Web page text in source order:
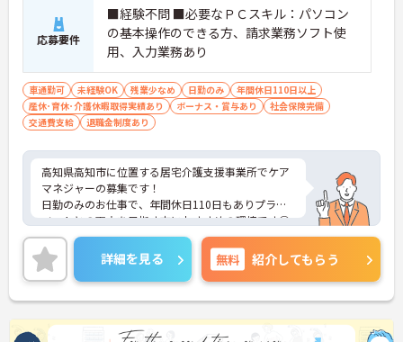
応募要件
■経験不問 ■必要なＰＣスキル：パソコン
の基本操作のできる方、請求業務ソフト使
用、入力業務あり
車通勤可 未経験OK 残業少なめ 日勤のみ
年間休日110日以上
産休･育休･介護休暇取得実績あり
ボーナス・賞与あり
社会保険完備
交通費支給
退職金制度あり
高知県高知市に位置する居宅介護支援事業所でケア
マネジャーの募集です！
日勤のみのお仕事で、年間休日110日もありプライ
ベートとの両立を目指す方におすすめの環境です◎
無料駐車場もある為マイカーでの通勤も楽々♪現場
経験のない方でもチャレンジできる職場で、フォロ
ー体制もあり、経験に関わらず安心してスタートで
きます。
こちらの求人にご興味がございましたら面接のポイ
ントもお伝えしますので是非ご応募お待ちしており
ます。
詳細を見る 無料 紹介してもらう